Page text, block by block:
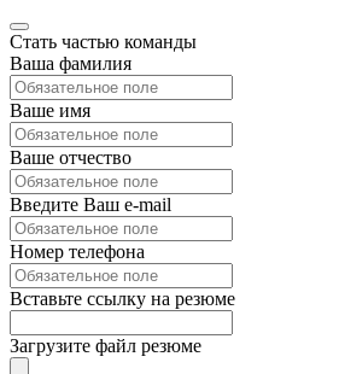
Стать частью команды
Ваша фамилия
Ваше имя
Ваше отчество
Введите Ваш e-mail
Номер телефона
Вставьте ссылку на резюме
Загрузите файл резюме